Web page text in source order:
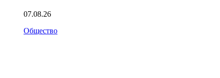
07.08.26
Общество